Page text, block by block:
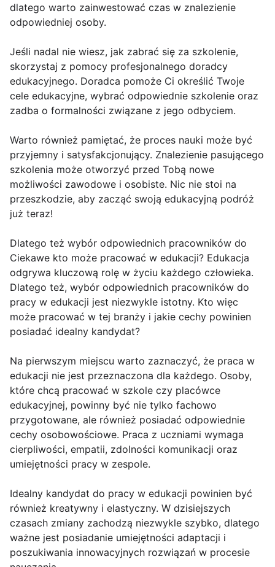
dlatego warto zainwestować czas w znalezienie
odpowiedniej osoby.
Jeśli nadal nie wiesz, jak zabrać się za szkolenie,
skorzystaj z pomocy profesjonalnego doradcy
edukacyjnego. Doradca pomoże Ci określić Twoje
cele edukacyjne, wybrać odpowiednie szkolenie oraz
zadba o formalności związane z jego odbyciem.
Warto również pamiętać, że proces nauki może być
przyjemny i satysfakcjonujący. Znalezienie pasującego
szkolenia może otworzyć przed Tobą nowe
możliwości zawodowe i osobiste. Nic nie stoi na
przeszkodzie, aby zacząć swoją edukacyjną podróż
już teraz!
Dlatego też wybór odpowiednich pracowników do
Ciekawe kto może pracować w edukacji? Edukacja
odgrywa kluczową rolę w życiu każdego człowieka.
Dlatego też, wybór odpowiednich pracowników do
pracy w edukacji jest niezwykle istotny. Kto więc
może pracować w tej branży i jakie cechy powinien
posiadać idealny kandydat?
Na pierwszym miejscu warto zaznaczyć, że praca w
edukacji nie jest przeznaczona dla każdego. Osoby,
które chcą pracować w szkole czy placówce
edukacyjnej, powinny być nie tylko fachowo
przygotowane, ale również posiadać odpowiednie
cechy osobowościowe. Praca z uczniami wymaga
cierpliwości, empatii, zdolności komunikacji oraz
umiejętności pracy w zespole.
Idealny kandydat do pracy w edukacji powinien być
również kreatywny i elastyczny. W dzisiejszych
czasach zmiany zachodzą niezwykle szybko, dlatego
ważne jest posiadanie umiejętności adaptacji i
poszukiwania innowacyjnych rozwiązań w procesie